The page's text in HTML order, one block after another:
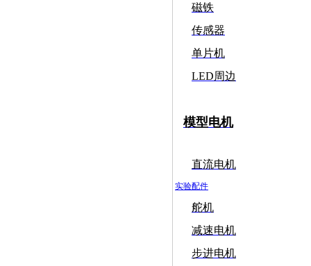
磁铁
传感器
单片机
LED周边
模型电机
直流电机
实验配件
舵机
减速电机
步进电机